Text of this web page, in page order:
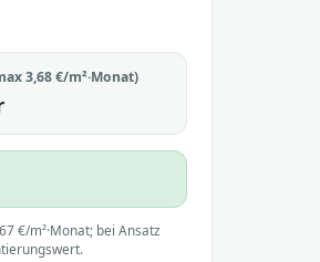
3,68 €/m²·Monat)
€/m²·Monat; bei Ansatz